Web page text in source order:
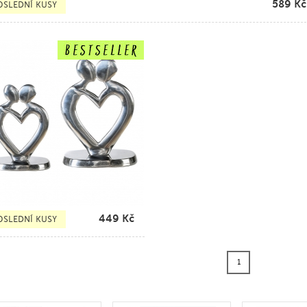
KUSY 589 Kč
KUSY 449 Kč
1